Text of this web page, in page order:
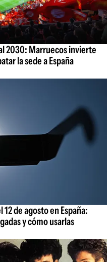
2030: Marruecos invierte
la sede a España
de agosto en España:
y cómo usarlas